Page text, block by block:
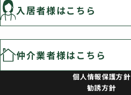
入居者様はこちら
仲介業者様はこちら
個人情報保護方針
勧誘方針